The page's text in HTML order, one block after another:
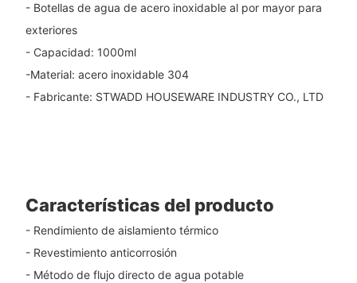
- Botellas de agua de acero inoxidable al por mayor para
exteriores
- Capacidad: 1000ml
-Material: acero inoxidable 304
- Fabricante: STWADD HOUSEWARE INDUSTRY CO., LTD
Características del producto
- Rendimiento de aislamiento térmico
- Revestimiento anticorrosión
- Método de flujo directo de agua potable